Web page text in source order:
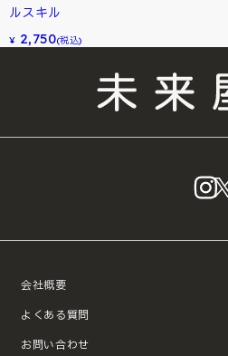
ルスキル
¥ 2,750(税込)
会社概要
よくある質問
お問い合わせ